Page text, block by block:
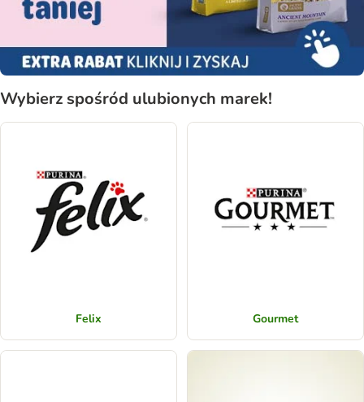
Wybierz spośród ulubionych marek!
Felix Gourmet